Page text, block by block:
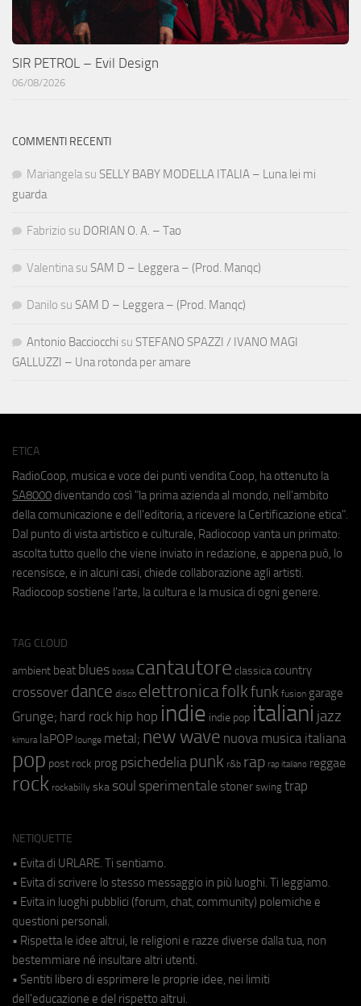
SIR PETROL – Evil Design
06/08/2026
COMMENTI RECENTI
Mariangela su SELLY BABY MODELLA ITALIA – Luna lei mi
guarda
Fabrizio su DORIAN O. A. – Tao
Valentina su SAM D – Leggera – (Prod. Manqc)
Danilo su SAM D – Leggera – (Prod. Manqc)
Antonio Bacciocchi su STEFANO SPAZZI / IVANO MAGI
GALLUZZI – Una rotonda per amare
ETICA
RadioCoop, musica e voce dei punti vendita Coop, ha ottenuto la
SA8000 diventando così "la prima azienda al mondo, nell'ambito
della comunicazione e dell'editoria, a ricevere la Certificazione etica".
Dal punto di vista artistico e culturale, Radiocoop vanta un primato:
ascolta tutto quello che viene inviato in redazione, e appena può, lo
recensisce, e in alcuni casi, chiede collaborazione agli artisti.
Radiocoop sostiene l'arte, la cultura e la musica di ogni genere.
TAG CLOUD
ambient beat blues bossa cantautore classica country
crossover dance disco elettronicafolkfunk fusion garage
Grunge; hard rock hip hop indie indie pop italiani jazz
kimura laPOP lounge metal; new wave nuova musica italiana
pop post rock prog psichedeliapunk r&b rap rap italiano reggae
rock rockabilly ska soul sperimentale stoner swing trap
NETIQUETTE
• Evita di URLARE. Ti sentiamo.
• Evita di scrivere lo stesso messaggio in più luoghi. Ti leggiamo.
• Evita in luoghi pubblici (forum, chat, community) polemiche e
questioni personali.
• Rispetta le idee altrui, le religioni e razze diverse dalla tua, non
bestemmiare né insultare altri utenti.
• Sentiti libero di esprimere le proprie idee, nei limiti
dell'educazione e del rispetto altrui.